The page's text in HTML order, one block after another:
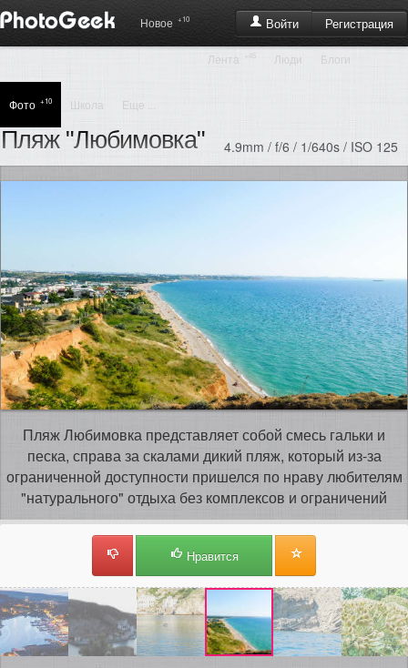
Войти Регистрация
Новое +10
Лента +45 Люди Блоги
Фото +10 Школа Еще ...
Пляж "Любимовка" 4.9mm / f/6 / 1/640s / ISO 125
Пляж Любимовка представляет собой смесь гальки и
песка, справа за скалами дикий пляж, который из-за
ограниченной доступности пришелся по нраву любителям
"натурального" отдыха без комплексов и ограничений
Нравится